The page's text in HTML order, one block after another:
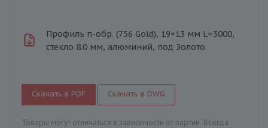
Профиль п-обр. (756 Gold), 19×13 мм L=3000,
стекло 8.0 мм, алюминий, под Золото
Скачать в PDF Скачать в DWG
Товары могут отличаться в зависимости от партии. Всегда